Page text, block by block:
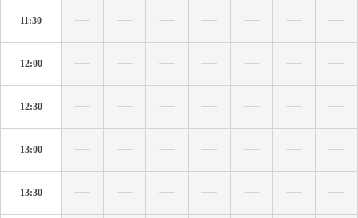
11:30
12:00
12:30
13:00
13:30